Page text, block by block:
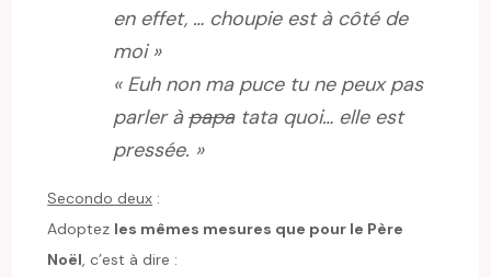
en effet, … choupie est à côté de
moi »
« Euh non ma puce tu ne peux pas
parler àpapatata quoi… elle est
pressée. »
Secondo deux :
Adoptez les mêmes mesures que pour le Père
Noël, c’est à dire :